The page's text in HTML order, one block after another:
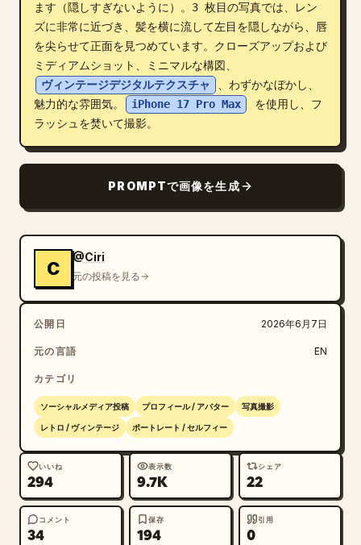
ます（隠しすぎないように）。3 枚目の写真では、レン
ズに非常に近づき、髪を横に流して左目を隠しながら、唇
を尖らせて正面を見つめています。クローズアップおよび
ミディアムショット、ミニマルな構図、
ヴィンテージデジタルテクスチャ
、わずかなぼかし、
魅力的な雰囲気。
iPhone 17 Pro Max
を使用し、フ
ラッシュを焚いて撮影。
PROMPTで画像を生成
C
@Ciri
元の投稿を見る
公開日 2026年6月7日
元の言語 EN
カテゴリ
ソーシャルメディア投稿 プロフィール / アバター 写真撮影
レトロ / ヴィンテージ ポートレート / セルフィー
いいね
294
表示数
9.7K
シェア
22
コメント
34
保存
194
引用
0